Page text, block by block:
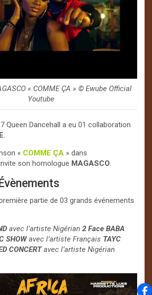
« COMME ÇA » © Ewube Official
Youtube
Queen Dancehall a eu 01 collaboration
.
« COMME ÇA » dans
son homologue MAGASCO.
partie de 03 grands événements
avec l’artiste Nigérian 2 Face BABA
SHOWavec l’artiste Français TAYC
CONCERTavec l’artiste Nigérian